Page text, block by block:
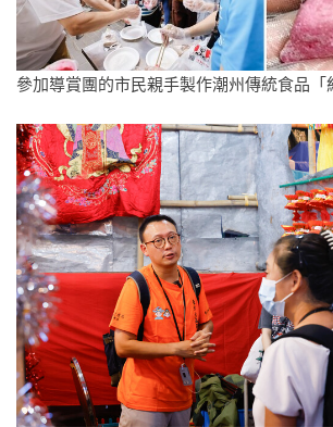
參加導賞團的市民親手製作潮州傳統食品「